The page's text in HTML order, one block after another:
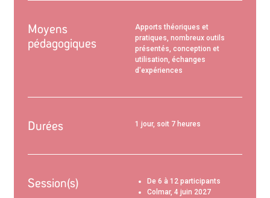
Moyens
pédagogiques
Apports théoriques et
pratiques, nombreux outils
présentés, conception et
utilisation, échanges
d'expériences
Durées 1 jour, soit 7 heures
Session(s)
De 6 à 12 participants
Colmar, 4 juin 2027